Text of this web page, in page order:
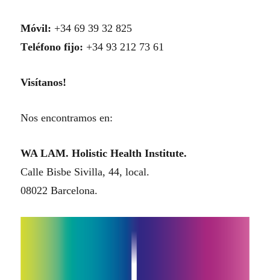
Móvil: +34 69 39 32 825
Teléfono fijo: +34 93 212 73 61
Visítanos!
Nos encontramos en:
WA LAM.HolisticHealthInstitute.
Calle Bisbe Sivilla, 44, local.
08022 Barcelona.